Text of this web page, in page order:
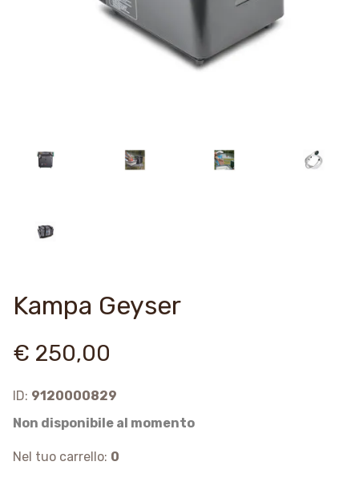
Kampa Geyser
€ 250,00
ID: 9120000829
Non disponibile al momento
Nel tuo carrello: 0